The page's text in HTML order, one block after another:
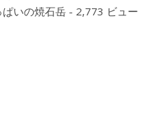
いの焼石岳 - 2,773 ビュー